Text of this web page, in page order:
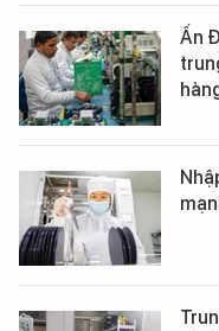
Ấn